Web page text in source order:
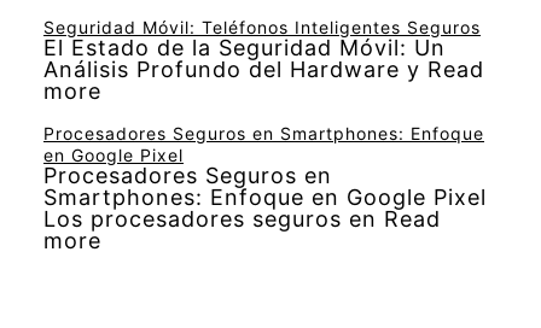
Seguridad Móvil: Teléfonos Inteligentes Seguros
El Estado de la Seguridad Móvil: Un
Análisis Profundo del Hardware y Read
more
Procesadores Seguros en Smartphones: Enfoque
en Google Pixel
Procesadores Seguros en
Smartphones: Enfoque en Google Pixel
Los procesadores seguros en Read
more